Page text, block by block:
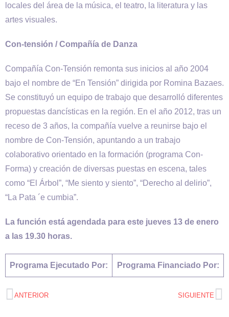
locales del área de la música, el teatro, la literatura y las
artes visuales.
Con-tensión / Compañía de Danza
Compañía Con-Tensión remonta sus inicios al año 2004
bajo el nombre de “En Tensión” dirigida por Romina Bazaes.
Se constituyó un equipo de trabajo que desarrolló diferentes
propuestas dancísticas en la región. En el año 2012, tras un
receso de 3 años, la compañía vuelve a reunirse bajo el
nombre de Con-Tensión, apuntando a un trabajo
colaborativo orientado en la formación (programa Con-
Forma) y creación de diversas puestas en escena, tales
como “El Árbol”, “Me siento y siento”, “Derecho al delirio”,
“La Pata ´e cumbia”.
La función está agendada para este jueves 13 de enero
a las 19.30 horas.
Programa Ejecutado Por: Programa Financiado Por:
ANTERIOR SIGUIENTE